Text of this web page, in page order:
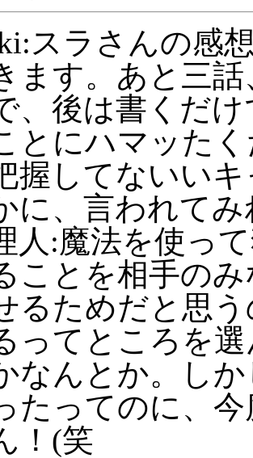
スラさんの感
ます。あと三
、後は書くだ
とにハマッた
握してないい
に、言われて
人:魔法を使っ
ことを相手の
るためだと思
ってところを
なんとか。し
たってのに、
！(笑